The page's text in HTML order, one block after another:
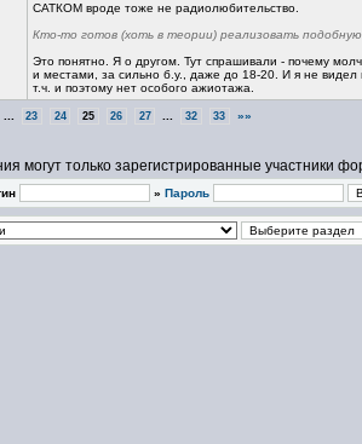
САТКОМ вроде тоже не радиолюбительство.
Кто-то готов (хоть в теории) реализовать
Это понятно. Я о другом. Тут спрашивали - почему
и местами, за сильно б.у., даже до 18-20. И я не видел
т.ч. и поэтому нет особого ажиотажа.
23 24 25 26 27 32 33 »»
могут только зарегистрированные участники
» Пароль